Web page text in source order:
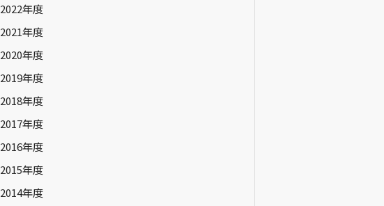
2022年度
2021年度
2020年度
2019年度
2018年度
2017年度
2016年度
2015年度
2014年度